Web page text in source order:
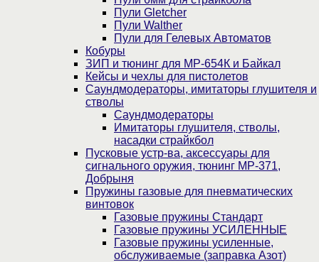
Пули Gletcher
Пули Walther
Пули для Гелевых Автоматов
Кобуры
ЗИП и тюнинг для МР-654К и Байкал
Кейсы и чехлы для пистолетов
Саундмодераторы, имитаторы глушителя и
стволы
Саундмодераторы
Имитаторы глушителя, стволы,
насадки страйкбол
Пусковые устр-ва, аксессуары для
сигнального оружия, тюнинг МР-371,
Добрыня
Пружины газовые для пневматических
винтовок
Газовые пружины Стандарт
Газовые пружины УСИЛЕННЫЕ
Газовые пружины усиленные,
обслуживаемые (заправка Азот)